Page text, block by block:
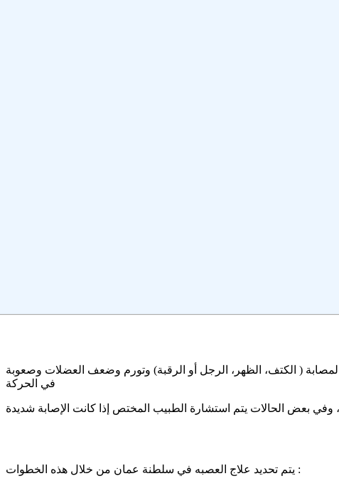
( الكتف، الظهر، الرجل أو الرقبة) وتورم وضعف العضلات وصعوبة
في الحركة
بعض الحالات يتم استشارة الطبيب المختص إذا كانت الإصابة شديدة
يتم تحديد علاج العصبه في سلطنة عمان من خلال هذه الخطوات :